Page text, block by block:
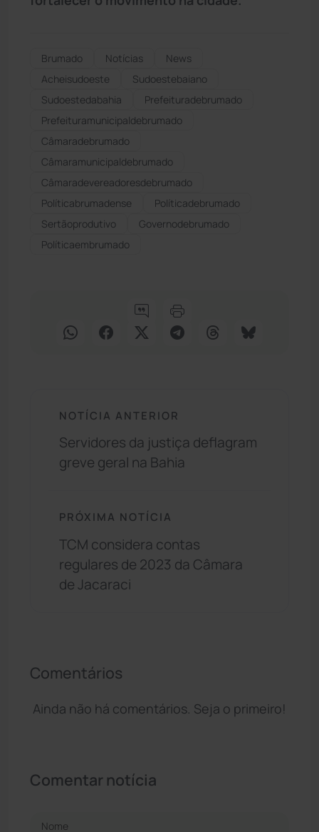
Brumado Notícias
News
Acheisudoeste
Sudoestebaiano
Sudoestedabahia
Prefeituradebrumado
Prefeituramunicipaldebrumado
Câmaradebrumado
Câmaramunicipaldebrumado
Câmaradevereadoresdebrumado
Políticabrumadense
Políticadebrumado
Sertãoprodutivo
Governodebrumado
Políticaembrumado
NOTÍCIA ANTERIOR
Servidores da justiça deflagram
greve geral na Bahia
PRÓXIMA NOTÍCIA
TCM considera contas
regulares de 2023 da Câmara
de Jacaraci
Comentários
Ainda não há comentários. Seja o primeiro!
Comentar notícia